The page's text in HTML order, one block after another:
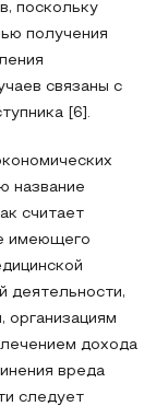
поскольку
получения
связаны с
[6].
название
считает
имеющего
деятельности,
дохода
вреда
следует